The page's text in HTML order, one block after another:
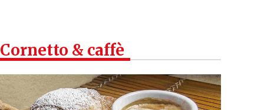
Cornetto & caffè